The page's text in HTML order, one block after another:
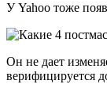
У Yahoo тоже
Он не дает
верифицируется